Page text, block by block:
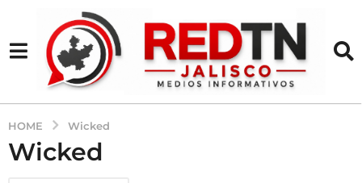
HOME Wicked
Wicked